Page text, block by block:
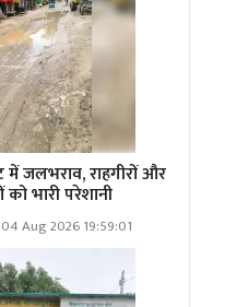
में जलभराव, राहगीरों और
को भारी परेशानी
Aug 2026 19:59:01